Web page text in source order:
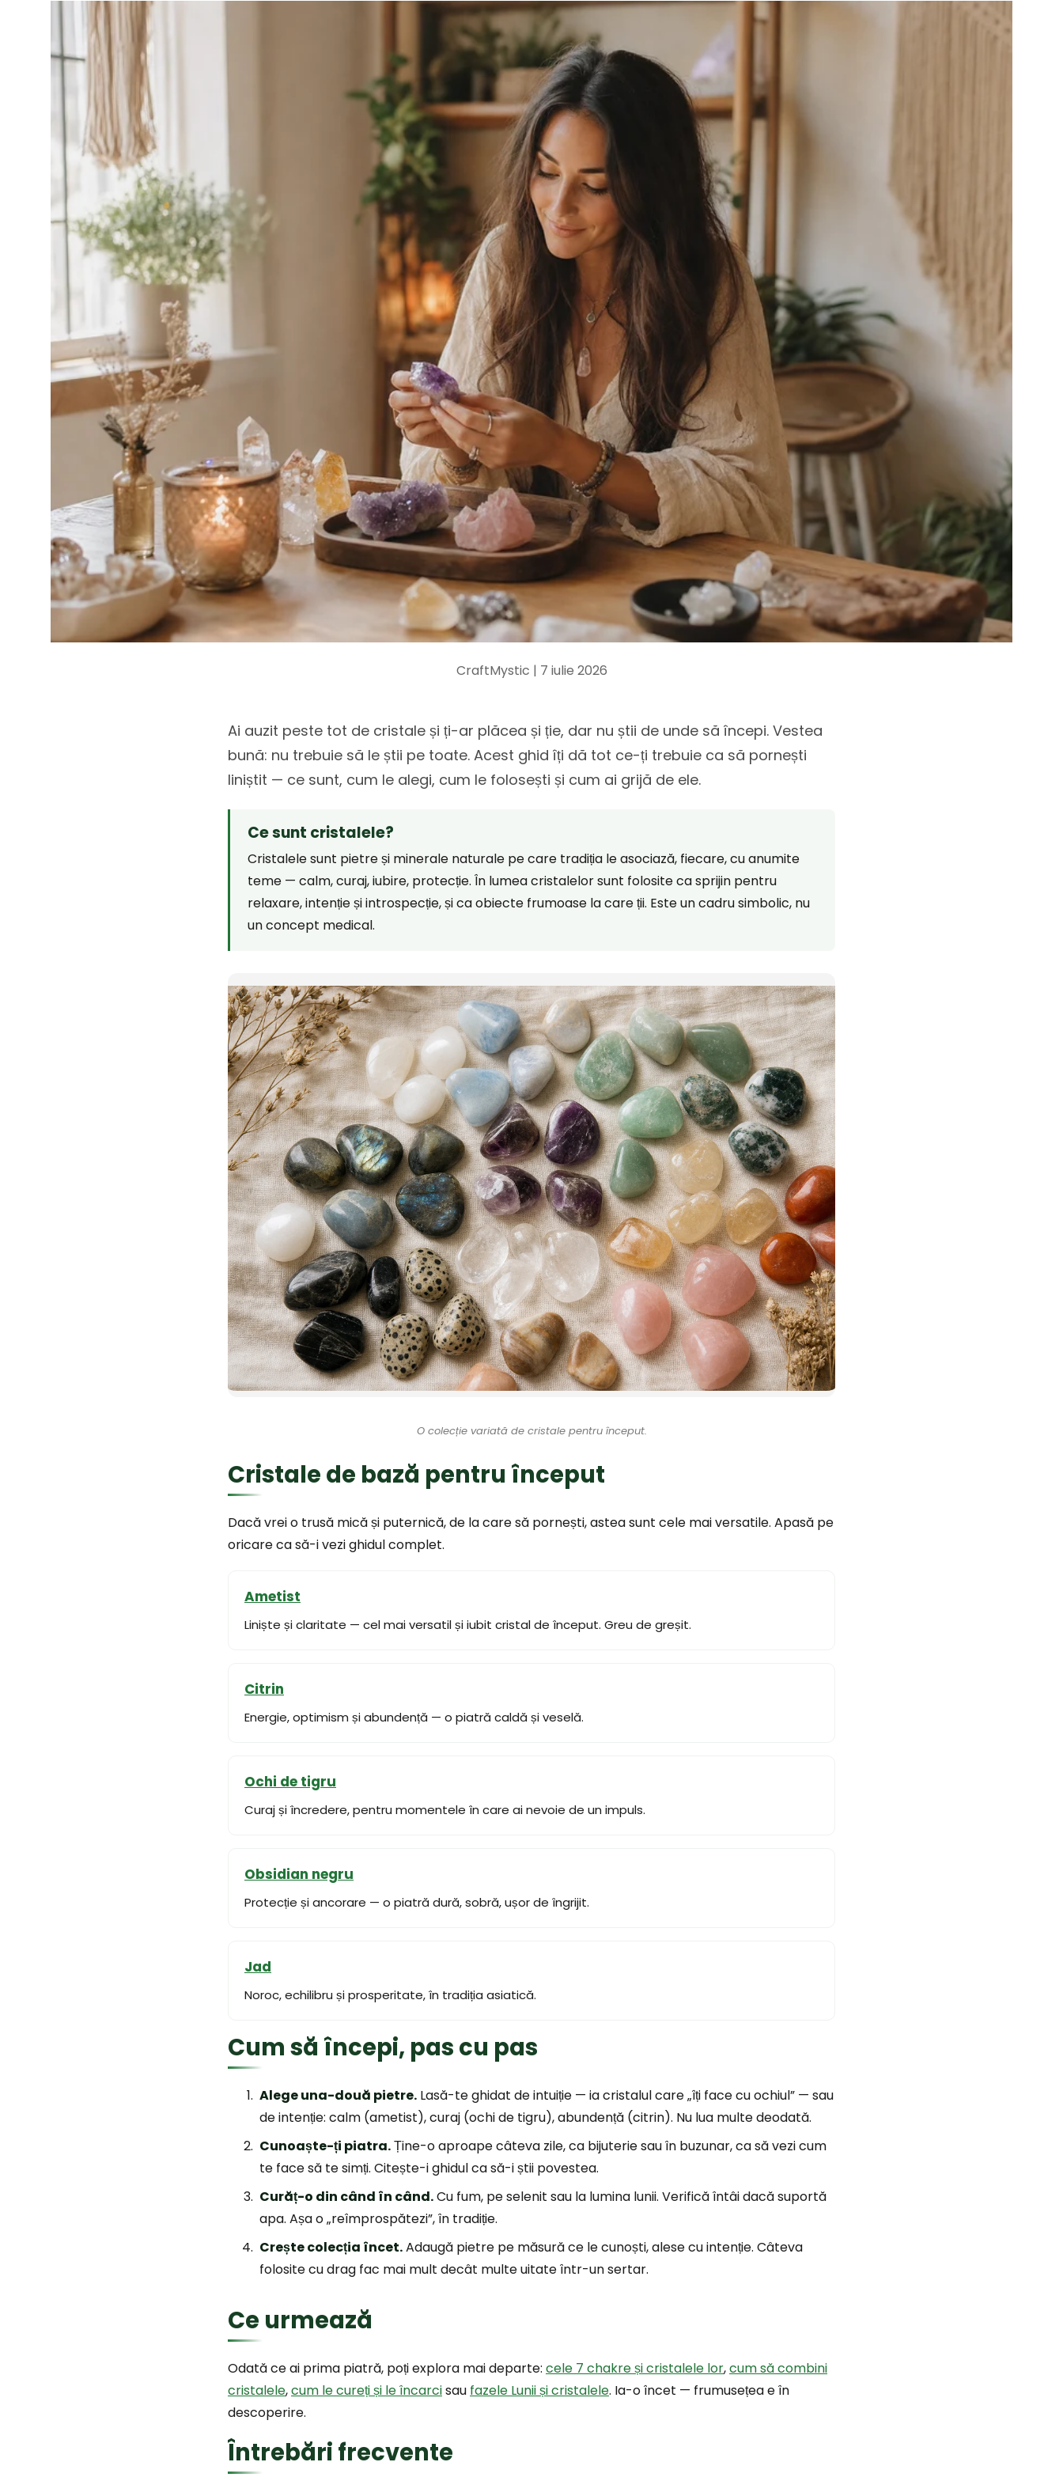
CraftMystic | 7 iulie 2026
Ai auzit peste tot de cristale și ți-ar plăcea și ție, dar nu știi de unde să începi. Vestea
bună: nu trebuie să le știi pe toate. Acest ghid îți dă tot ce-ți trebuie ca să pornești
liniștit — ce sunt, cum le alegi, cum le folosești și cum ai grijă de ele.
Ce sunt cristalele?
Cristalele sunt pietre și minerale naturale pe care tradiția le asociază, fiecare, cu anumite
teme — calm, curaj, iubire, protecție. În lumea cristalelor sunt folosite ca sprijin pentru
relaxare, intenție și introspecție, și ca obiecte frumoase la care ții. Este un cadru simbolic, nu
un concept medical.
O colecție variată de cristale pentru început.
Cristale de bază pentru început
Dacă vrei o trusă mică și puternică, de la care să pornești, astea sunt cele mai versatile. Apasă pe
oricare ca să-i vezi ghidul complet.
Ametist
Liniște și claritate — cel mai versatil și iubit cristal de început. Greu de greșit.
Citrin
Energie, optimism și abundență — o piatră caldă și veselă.
Ochi de tigru
Curaj și încredere, pentru momentele în care ai nevoie de un impuls.
Obsidian negru
Protecție și ancorare — o piatră dură, sobră, ușor de îngrijit.
Jad
Noroc, echilibru și prosperitate, în tradiția asiatică.
Cum să începi, pas cu pas
Alege una-două pietre. Lasă-te ghidat de intuiție — ia cristalul care „îți face cu ochiul” — sau
de intenție: calm (ametist), curaj (ochi de tigru), abundență (citrin). Nu lua multe deodată.
Cunoaște-ți piatra.Ține-o aproape câteva zile, ca bijuterie sau în buzunar, ca să vezi cum
te face să te simți. Citește-i ghidul ca să-i știi povestea.
Curăț-o din când în când.Cu fum, pe selenit sau la lumina lunii. Verifică întâi dacă suportă
apa. Așa o „reîmprospătezi”, în tradiție.
Crește colecția încet.Adaugă pietre pe măsură ce le cunoști, alese cu intenție. Câteva
folosite cu drag fac mai mult decât multe uitate într-un sertar.
Ce urmează
Odată ce ai prima piatră, poți explora mai departe: cele 7 chakre și cristalele lor,cum să combini
cristalele,cum le cureți și le încarcisau fazele Lunii și cristalele. Ia-o încet — frumusețea e în
descoperire.
Întrebări frecvente